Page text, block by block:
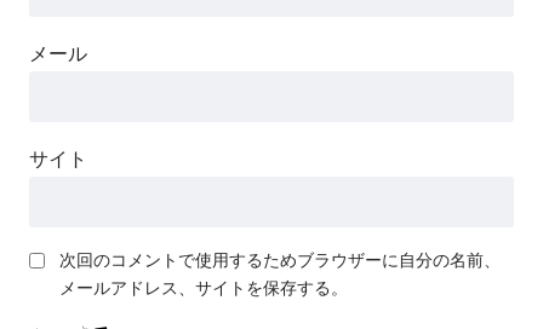
メール
サイト
次回のコメントで使用するためブラウザーに自分の名前、
メールアドレス、サイトを保存する。